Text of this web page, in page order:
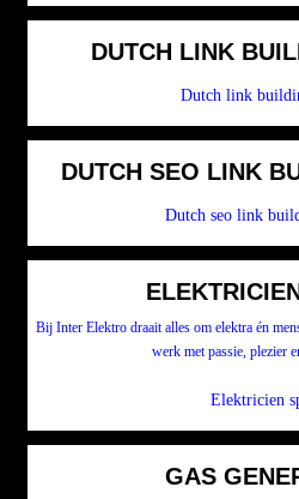
DUTCH LINK
Dutch link
DUTCH SEO LINK
Dutch seo link
Bij Inter Elektro draait alles om elektra én
werk met passie, plezier
Elektricien
GAS